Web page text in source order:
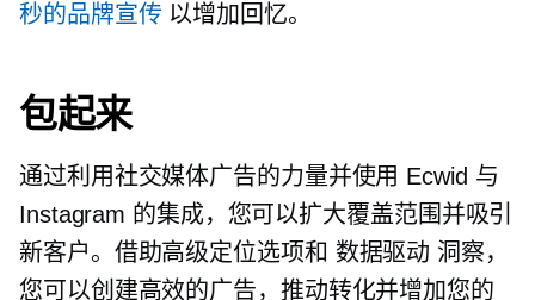
秒的品牌宣传 以增加回忆。
包起来
通过利用社交媒体广告的力量并使用 Ecwid 与
Instagram 的集成，您可以扩大覆盖范围并吸引
新客户。借助高级定位选项和 数据驱动 洞察，
您可以创建高效的广告，推动转化并增加您的